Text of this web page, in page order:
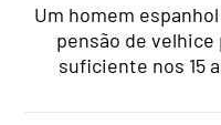
Um homem
pensão de
suficiente nos 15